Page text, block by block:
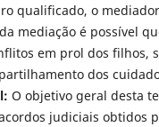
qua­lificado, o
mediação é possível
em prol dos filhos,
dos
O objetivo geral desta
judiciais ob­tidos